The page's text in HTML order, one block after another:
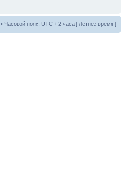
• Часовой пояс: UTC + 2 часа [ Летнее время ]